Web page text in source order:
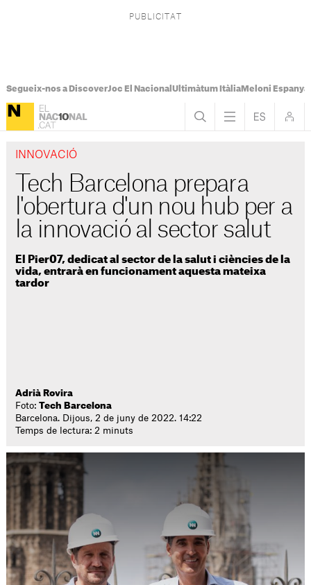
Segueix-nos a DiscoverJoc El Nacional Ultimàtum ItàliaMeloni Espanya
INNOVACIÓ
Tech Barcelona prepara
l'obertura d'un nou hub per a
la innovació al sector salut
El Pier07, dedicat al sector de la salut i ciències de la
vida, entrarà en funcionament aquesta mateixa
tardor
Adrià Rovira
Foto:Tech Barcelona
Barcelona. Dijous, 2 de juny de 2022. 14:22
Temps de lectura: 2 minuts